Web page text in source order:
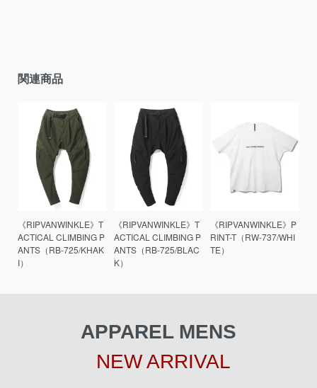
関連商品
《RIPVANWINKLE》T
ACTICAL CLIMBING P
ANTS（RB-725/KHAK
I）
《RIPVANWINKLE》T
ACTICAL CLIMBING P
ANTS（RB-725/BLAC
K）
《RIPVANWINKLE》P
RINT-T（RW-737/WHI
TE）
APPAREL MENS
NEW ARRIVAL